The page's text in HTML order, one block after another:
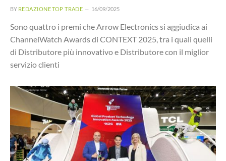
BY REDAZIONE TOP TRADE 16/09/2025
Sono quattro i premi che Arrow Electronics si aggiudica ai
ChannelWatch Awards di CONTEXT 2025, tra i quali quelli
di Distributore più innovativo e Distributore con il miglior
servizio clienti